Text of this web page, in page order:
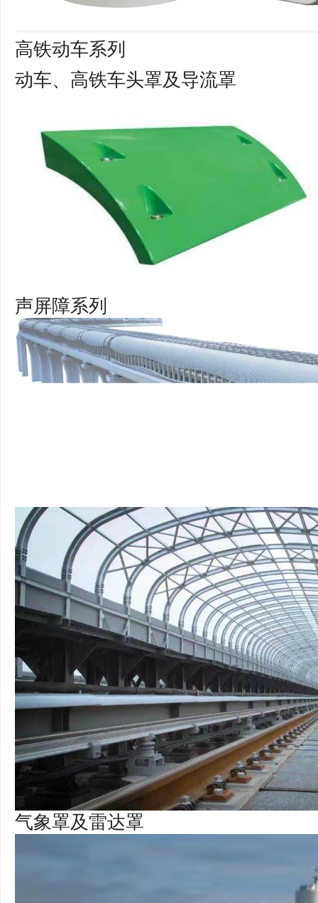
高铁动车系列
动车、高铁车头罩及导流罩
声屏障系列
气象罩及雷达罩